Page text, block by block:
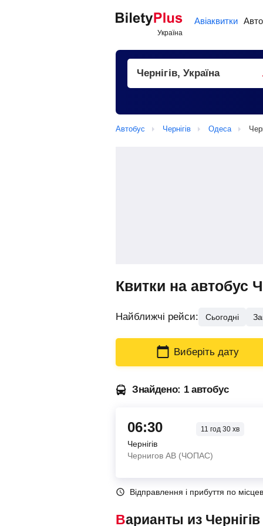
Авіаквитки
Автобус Чернігів Одеса
Квитки на автобус
Найближчі рейси: Сьогодні
Виберіть дату
Знайдено: 1 автобус
06:30 11 год30 хв
Чернігів
Чернигов АВ (ЧОПАС)
Відправлення і прибуття по
Варианты из